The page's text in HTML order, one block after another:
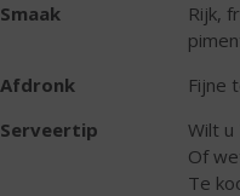
Smaak
Rijk,
Afdronk
Fijne
Serveertip
Wilt u
Of
Te